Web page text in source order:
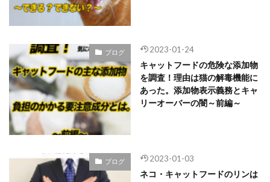
ブログ 2023-01-24
キャットフードの危険な添加物
を調査！理由は猫の解毒機能に
あった。添加物表示義務とキャ
リーオーバーの闇～前編～
ブログ 2023-01-03
ネコ・キャットフードのリンは